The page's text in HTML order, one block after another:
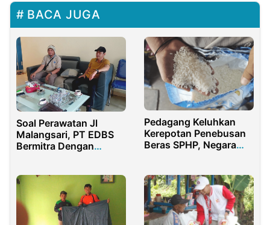
BACA JUGA
Soal Perawatan Jl
Malangsari, PT EDBS
Bermitra Dengan
Pedagang Keluhkan
Kerepotan Penebusan
Beras SPHP, Negara